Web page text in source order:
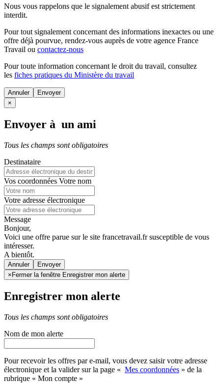
Nous vous rappelons que le signalement abusif est strictement
interdit.
Pour tout signalement concernant des informations inexactes ou une
offre déjà pourvue, rendez-vous auprès de votre agence France
Travail ou contactez-nous
Pour toute information concernant le droit du travail, consultez
les fiches pratiques du Ministère du travail
Annuler
×
Envoyer à un ami
Tous les champs sont obligatoires
Destinataire
Vos coordonnées Votre nom
Votre adresse électronique
Message
Bonjour,
Voici une offre parue sur le site francetravail.fr susceptible de vous
intéresser.
A bientôt.
Annuler
× Fermer la fenêtre Enregistrer mon alerte
Enregistrer mon alerte
Tous les champs sont obligatoires
Nom de mon alerte
Pour recevoir les offres par e-mail, vous devez saisir votre adresse
électronique et la valider sur la page « Mes coordonnées » de la
rubrique « Mon compte »